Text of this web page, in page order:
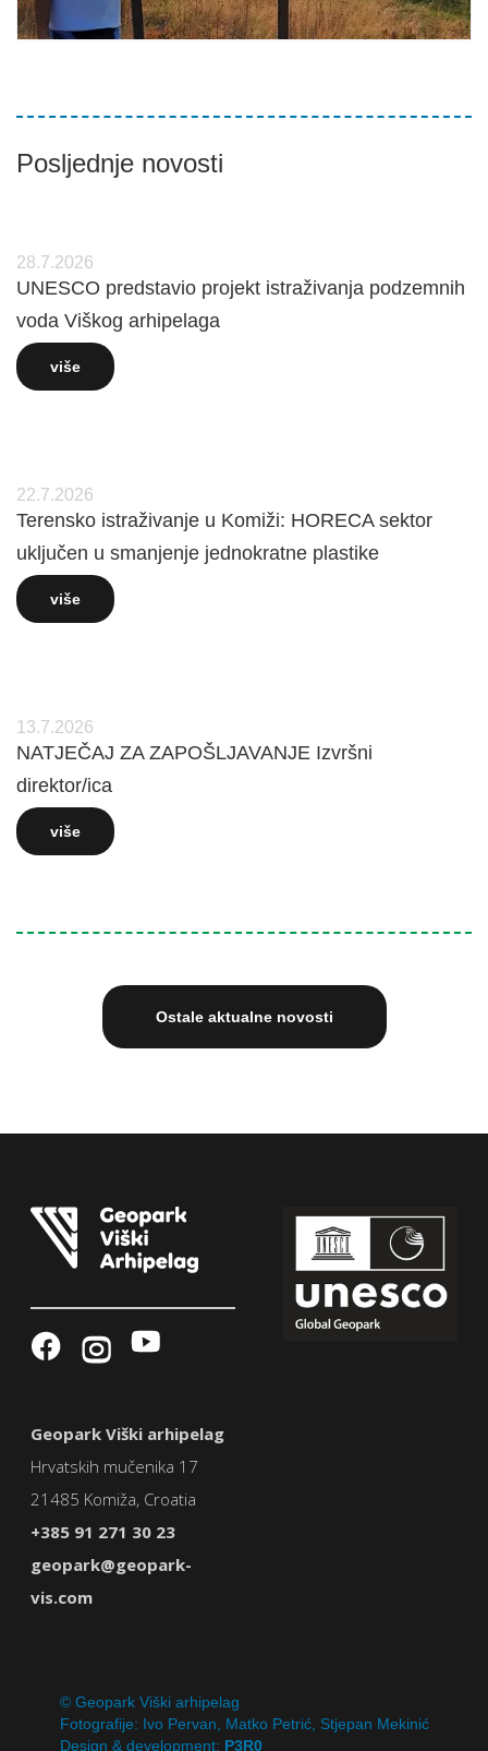
Posljednje novosti
28.7.2026
UNESCO predstavio projekt istraživanja podzemnih
voda Viškog arhipelaga
više
22.7.2026
Terensko istraživanje u Komiži: HORECA sektor
uključen u smanjenje jednokratne plastike
više
13.7.2026
NATJEČAJ ZA ZAPOŠLJAVANJE Izvršni
direktor/ica
više
Ostale aktualne novosti
Geopark Viški arhipelag
Hrvatskih mučenika 17
21485 Komiža, Croatia
+385 91 271 30 23
geopark@geopark-
vis.com
© Geopark Viški arhipelag
Fotografije: Ivo Pervan, Matko Petrić, Stjepan Mekinić
Design & development: P3R0